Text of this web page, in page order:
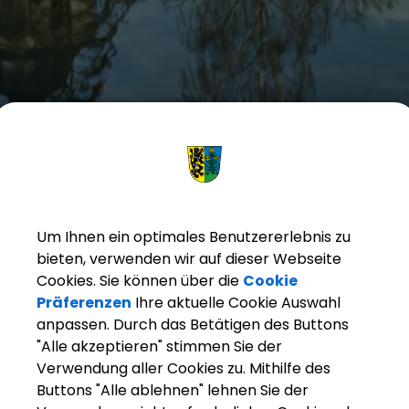
Um Ihnen ein optimales Benutzererlebnis zu
bieten, verwenden wir auf dieser Webseite
Cookies. Sie können über die Cookie
Präferenzen Ihre aktuelle Cookie Auswahl
anpassen. Durch das Betätigen des Buttons
"Alle akzeptieren" stimmen Sie der
Verwendung aller Cookies zu. Mithilfe des
Buttons "Alle ablehnen" lehnen Sie der